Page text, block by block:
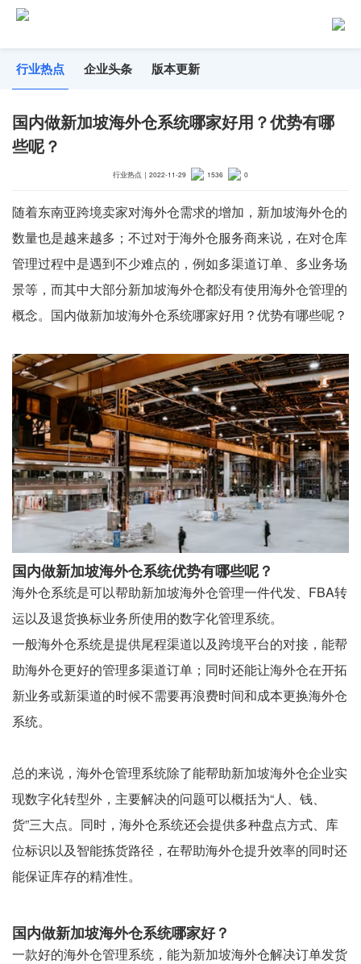
行业热点 企业头条 版本更新
国内做新加坡海外仓系统哪家好用？优势有哪
些呢？
行业热点 ｜ 2022-11-29 1536 0
随着东南亚跨境卖家对海外仓需求的增加，新加坡海外仓的
数量也是越来越多；不过对于海外仓服务商来说，在对仓库
管理过程中是遇到不少难点的，例如多渠道订单、多业务场
景等，而其中大部分新加坡海外仓都没有使用海外仓管理的
概念。国内做新加坡海外仓系统哪家好用？优势有哪些呢？
国内做新加坡海外仓系统优势有哪些呢？
海外仓系统是可以帮助新加坡海外仓管理一件代发、FBA转
运以及退货换标业务所使用的数字化管理系统。
一般海外仓系统是提供尾程渠道以及跨境平台的对接，能帮
助海外仓更好的管理多渠道订单；同时还能让海外仓在开拓
新业务或新渠道的时候不需要再浪费时间和成本更换海外仓
系统。
总的来说，海外仓管理系统除了能帮助新加坡海外仓企业实
现数字化转型外，主要解决的问题可以概括为“人、钱、
货”三大点。同时，海外仓系统还会提供多种盘点方式、库
位标识以及智能拣货路径，在帮助海外仓提升效率的同时还
能保证库存的精准性。
国内做新加坡海外仓系统哪家好？
一款好的海外仓管理系统，能为新加坡海外仓解决订单发货